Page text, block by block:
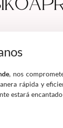
, nos
rápida y
estará